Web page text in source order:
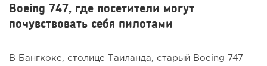
Boeing 747, где посетители могут
почувствовать себя пилотами
В Бангкоке, столице Таиланда, старый Boeing 747